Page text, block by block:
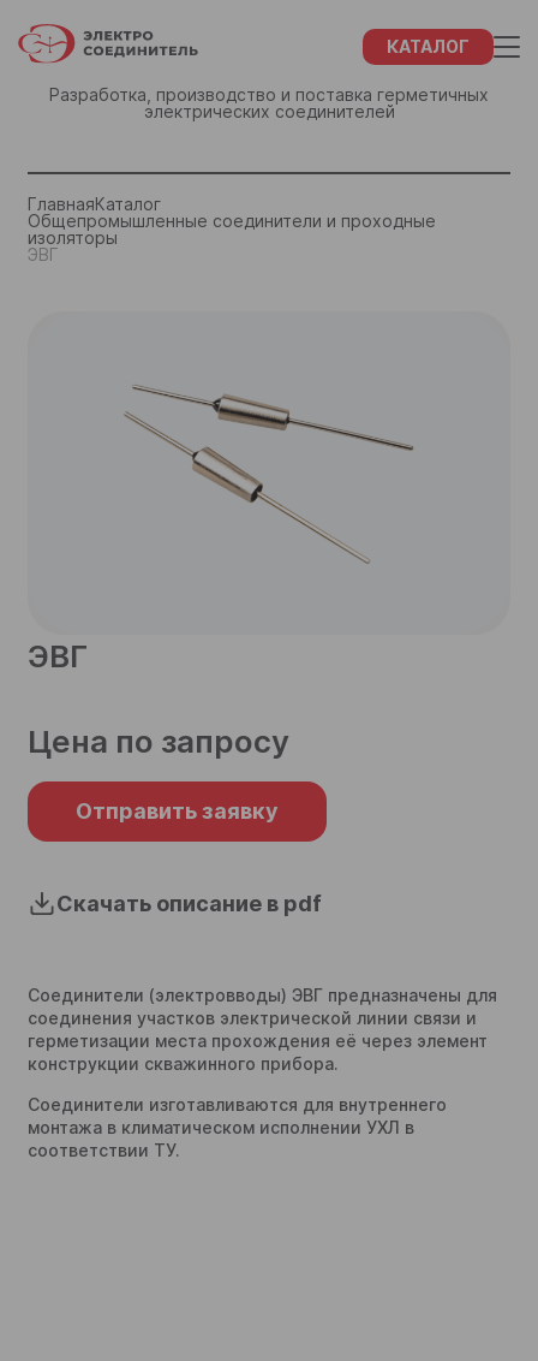
КАТАЛОГ
Разработка, производство и поставка герметичных
электрических соединителей
ГлавнаяКаталог
Общепромышленные соединители и проходные
изоляторы
ЭВГ
ЭВГ
Цена по запросу
Отправить заявку
Скачать описание в pdf
Соединители (электровводы) ЭВГ предназначены для
соединения участков электрической линии связи и
герметизации места прохождения её через элемент
конструкции скважинного прибора.
Соединители изготавливаются для внутреннего
монтажа в климатическом исполнении УХЛ в
соответствии ТУ.
Название компании
Отправить
ЗАКАЗ
Согласен на обработкуперсональных данных
Отправить
+7 (843) 202-37-10
+7 (843) 202-37-57
Закрыть